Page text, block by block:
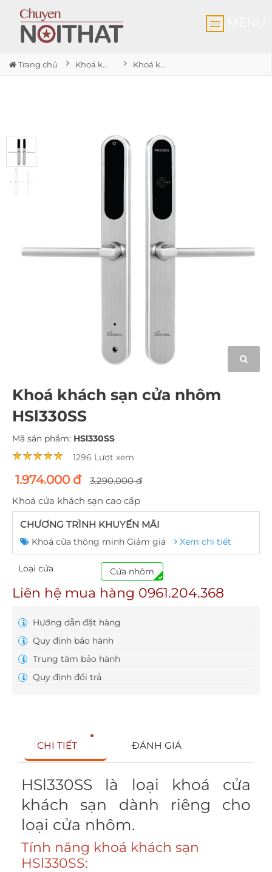
Trang chủ Khoá khách sạn Khoá khách sạn cửa nhôm HSl330SS
Khoá khách sạn cửa nhôm
HSl330SS
Mã sản phẩm: HSl330SS
1296 Lượt xem
1.974.000 đ
3.290.000 đ
Khoá cửa khách sạn cao cấp
CHƯƠNG TRÌNH KHUYẾN MÃI
Khoá cửa thông minh Giảm giá Xem chi tiết
Loại cửa Cửa nhôm
Liên hệ mua hàng 0961.204.368
Hướng dẫn đặt hàng
Quy định bảo hành
Trung tâm bảo hành
Quy định đổi trả
CHI TIẾT ĐÁNH GIÁ
HSl330SS là loại khoá cửa
khách sạn dành riêng cho
loại cửa nhôm.
Tính năng khoá khách sạn
HSl330SS: